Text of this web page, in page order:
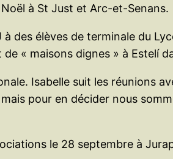
Noël à St Just et Arc-et-Senans.
des élèves de terminale du
« maisons dignes » à Estelí
Isabelle suit les réunions
pour en décider nous
le 28 septembre à